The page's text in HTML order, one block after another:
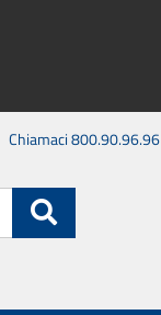
Chiamaci 800.90.96.96